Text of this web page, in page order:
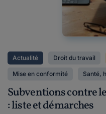
Actualité Droit du travail
Mise en conformité Santé,
Subventions contre
: liste et démarches